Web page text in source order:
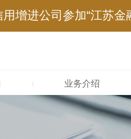
增进公司参加“江苏金
式成立 | 江苏省级信
业务介绍